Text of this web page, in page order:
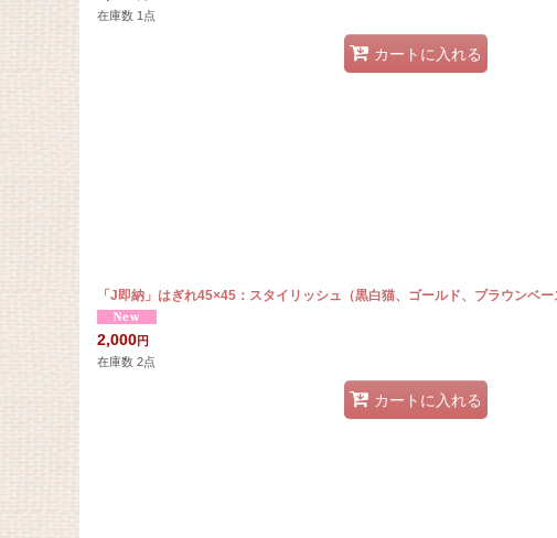
在庫数 1点
カートに入れる
「J即納」はぎれ45×45：スタイリッシュ（黒白猫、ゴールド、ブラウンベー
2,000円
在庫数 2点
カートに入れる